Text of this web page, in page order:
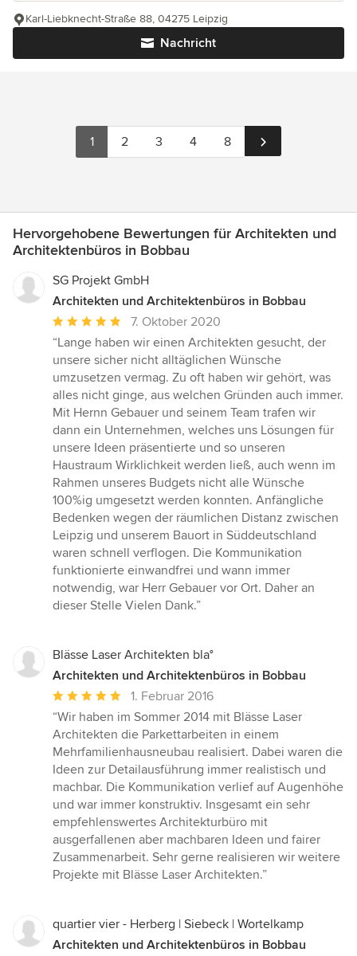
Nachricht
Karl-Liebknecht-Straße 88, 04275 Leipzig
1 2 3 4 8
Hervorgehobene Bewertungen für Architekten und
Architektenbüros in Bobbau
SG Projekt GmbH
Architekten und Architektenbüros in Bobbau
Durchschnittliche
Bewertung:
5
von
5
Sternen
7. Oktober 2020
“Lange haben wir einen Architekten gesucht, der
unsere sicher nicht alltäglichen Wünsche
umzusetzen vermag. Zu oft haben wir gehört, was
alles nicht ginge, aus welchen Gründen auch immer.
Mit Hernn Gebauer und seinem Team trafen wir
dann ein Unternehmen, welches uns Lösungen für
unsere Ideen präsentierte und so unseren
Haustraum Wirklichkeit werden ließ, auch wenn im
Rahmen unseres Budgets nicht alle Wünsche
100%ig umgesetzt werden konnten. Anfängliche
Bedenken wegen der räumlichen Distanz zwischen
Leipzig und unserem Bauort in Süddeutschland
waren schnell verflogen. Die Kommunikation
funktionierte einwandfrei und wann immer
notwendig, war Herr Gebauer vor Ort. Daher an
dieser Stelle Vielen Dank.”
Blässe Laser Architekten bla°
Architekten und Architektenbüros in Bobbau
Durchschnittliche
Bewertung:
5
von
5
Sternen
1. Februar 2016
“Wir haben im Sommer 2014 mit Blässe Laser
Architekten die Parkettarbeiten in einem
Mehrfamilienhausneubau realisiert. Dabei waren die
Ideen zur Detailausführung immer realistisch und
machbar. Die Kommunikation verlief auf Augenhöhe
und war immer konstruktiv. Insgesamt ein sehr
empfehlenswertes Architekturbüro mit
ausgerfallenen aber machbaren Ideen und fairer
Zusammenarbeit. Sehr gerne realisieren wir weitere
Projekte mit Blässe Laser Architekten.”
quartier vier - Herberg | Siebeck | Wortelkamp
Architekten und Architektenbüros in Bobbau